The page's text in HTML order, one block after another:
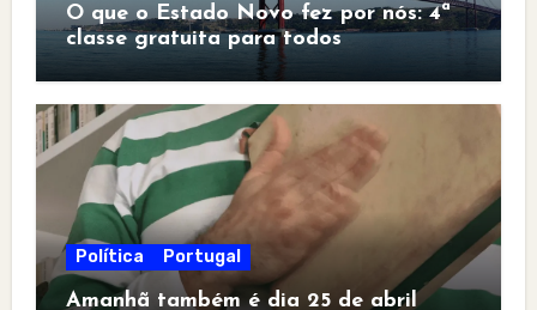
O que o Estado Novo fez por nós: 4ª
classe gratuita para todos
Política Portugal
Amanhã também é dia 25 de abril